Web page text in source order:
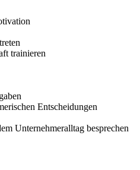
trainieren
Entscheidungen
Unternehmeralltag besprechen